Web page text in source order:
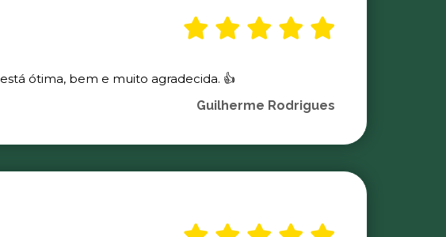
ótima, bem e muito agradecida. 👍
Guilherme Rodrigues